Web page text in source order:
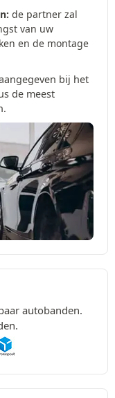
de partner zal
van uw
en de montage
bij het
de meest
autobanden.